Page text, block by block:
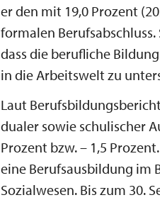
er den mit 19,0 Prozent
formalen
dass die berufliche
in die Arbeitswelt zu
Laut
dualer sowie schulischer
Prozent bzw. – 1,5
eine Berufsausbildung im
Sozialwesen. Bis zum 30.